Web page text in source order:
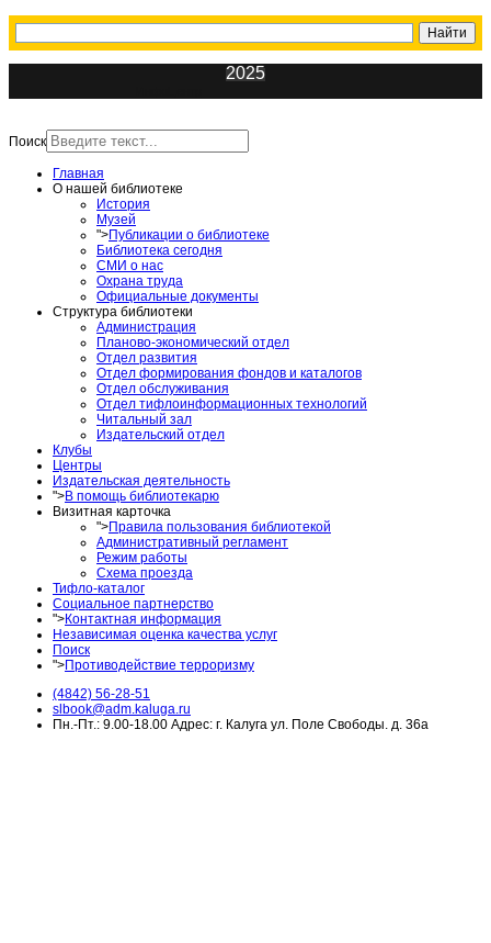
2025
Поиск
Главная
О нашей библиотеке
История
Музей
">Публикации о библиотеке
Библиотека сегодня
СМИ о нас
Охрана труда
Официальные документы
Структура библиотеки
Администрация
Планово-экономический отдел
Отдел развития
Отдел формирования фондов и каталогов
Отдел обслуживания
Отдел тифлоинформационных технологий
Читальный зал
Издательский отдел
Клубы
Центры
Издательская деятельность
">В помощь библиотекарю
Визитная карточка
">Правила пользования библиотекой
Административный регламент
Режим работы
Схема проезда
Тифло-каталог
Социальное партнерство
">Контактная информация
Независимая оценка качества услуг
Поиск
">Противодействие терроризму
(4842) 56-28-51
slbook@adm.kaluga.ru
Пн.-Пт.: 9.00-18.00 Адрес: г. Калуга ул. Поле Свободы. д. 36а